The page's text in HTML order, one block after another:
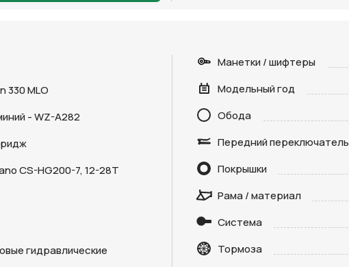
330 MLO
- WZ-A282
CS-HG200-7, 12-28T
гидравлические
Манетки / шифтеры
Модельный год
Обода
Передний переключатель
Покрышки
Рама / материал
Система
Тормоза
на кнопку “Отправить заявку”, вы даете
данных и соглашаетесь с политикой конфиденциальности